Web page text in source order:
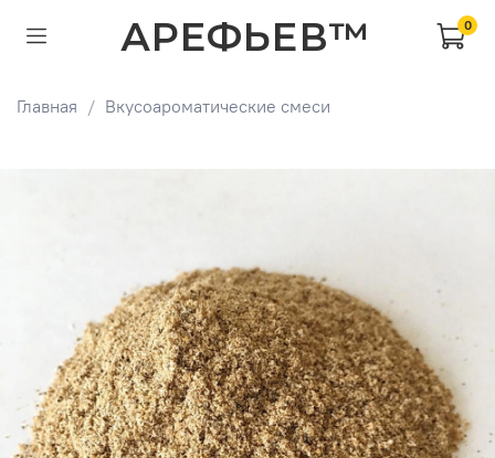
АРЕФЬЕВ™ 0
Главная Вкусоароматические смеси